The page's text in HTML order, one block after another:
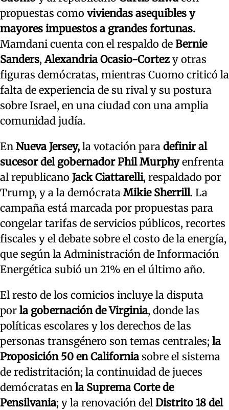
propuestas como viviendas asequibles y
mayores impuestos a grandes fortunas.
Mamdani cuenta con el respaldo de Bernie
Sanders,Alexandria Ocasio-Cortezy otras
figuras demócratas, mientras Cuomo criticó la
falta de experiencia de su rival y su postura
sobre Israel, en una ciudad con una amplia
comunidad judía.
En Nueva Jersey, la votación para definir al
sucesor del gobernador Phil Murphyenfrenta
al republicano Jack Ciattarelli, respaldado por
Trump, y a la demócrata Mikie Sherrill. La
campaña está marcada por propuestas para
congelar tarifas de servicios públicos, recortes
fiscales y el debate sobre el costo de la energía,
que según la Administración de Información
Energética subió un 21% en el último año.
El resto de los comicios incluye la disputa
por la gobernación de Virginia, donde las
políticas escolares y los derechos de las
personas transgénero son temas centrales; la
Proposición 50 en California sobre el sistema
de redistritación; la continuidad de jueces
demócratas en la Suprema Corte de
Pensilvania; y la renovación del Distrito 18 del